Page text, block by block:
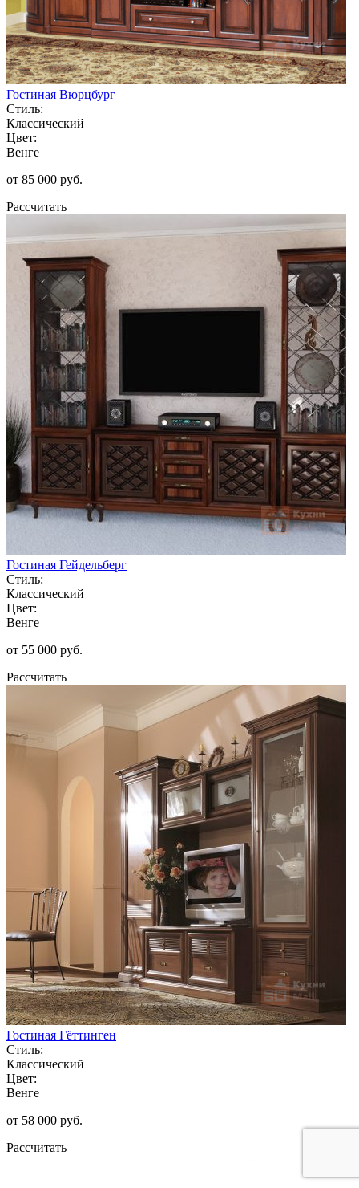
Гостиная Вюрцбург
Стиль:
Классический
Цвет:
Венге
от 85 000 руб.
Рассчитать
Гостиная Гейдельберг
Стиль:
Классический
Цвет:
Венге
от 55 000 руб.
Рассчитать
Гостиная Гёттинген
Стиль:
Классический
Цвет:
Венге
от 58 000 руб.
Рассчитать